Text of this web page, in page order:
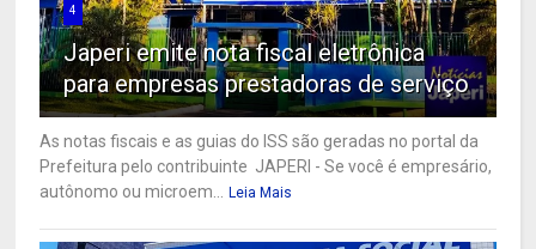
4
Japeri emite nota fiscal eletrônica
para empresas prestadoras de serviço
As notas fiscais e as guias do ISS são geradas no portal da
Prefeitura pelo contribuinte JAPERI - Se você é empresário,
autônomo ou microem...
Leia Mais